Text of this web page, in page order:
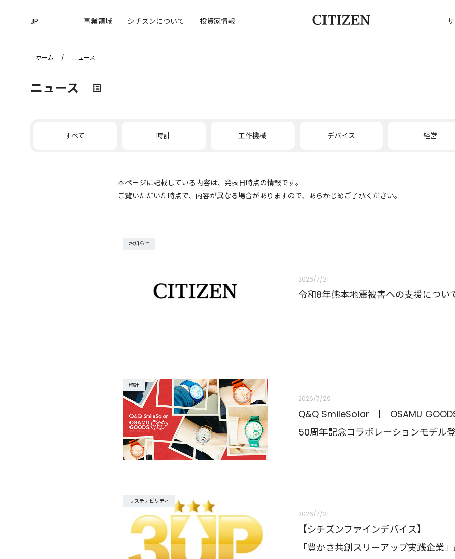
JP 事業領域 シチズンについて 投資家情報
ホーム ニュース
ニュース
すべて 時計 工作機械 デバイス 経営
本ページに記載している内容は、発表日時点の情報です。
ご覧いただいた時点で、内容が異なる場合がありますので、あらかじめご了承ください。
お知らせ
2026/7/31
令和8年熊本地震被害への支援につい
時計
2026/7/29
Q&Q SmileSolar | OSAMU
50周年記念コラボレーションモデル
サステナビリティ
2026/7/21
【シチズンファインデバイス】
「豊かさ共創スリーアップ実践企業